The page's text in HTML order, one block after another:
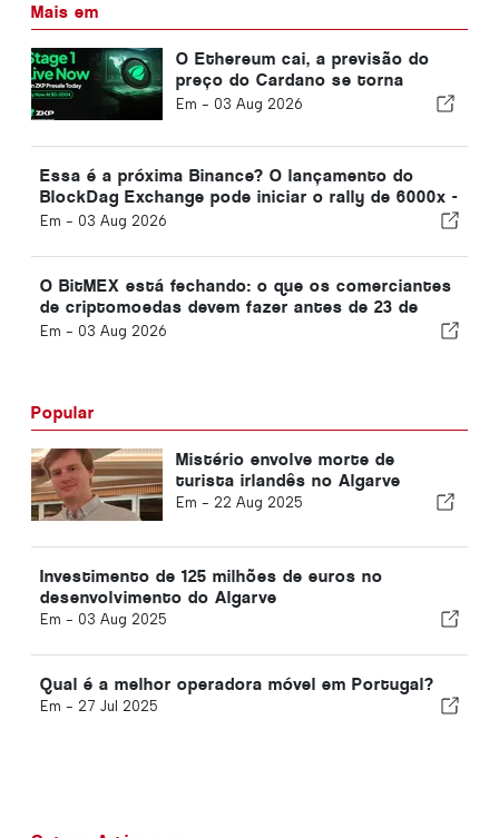
Mais em
O Ethereum cai, a previsão do
preço do Cardano se torna
pessimista, mas a pré-venda do
enquanto os comerciantes
buscam um potencial de 100
vezes!
Em - 03 Aug 2026
Essa é a próxima Binance? O lançamento do
BlockDag Exchange pode iniciar o rally de 6000x -
mais sobre Chainlink e ADA Price
Em - 03 Aug 2026
O BitMEX está fechando: o que os comerciantes
de criptomoedas devem fazer antes de 23 de
setembro
Em - 03 Aug 2026
Popular
Mistério envolve morte de
turista irlandês no Algarve
Em - 22 Aug 2025
Investimento de 125 milhões de euros no
desenvolvimento do Algarve
Em - 03 Aug 2025
Qual é a melhor operadora móvel em Portugal?
Em - 27 Jul 2025